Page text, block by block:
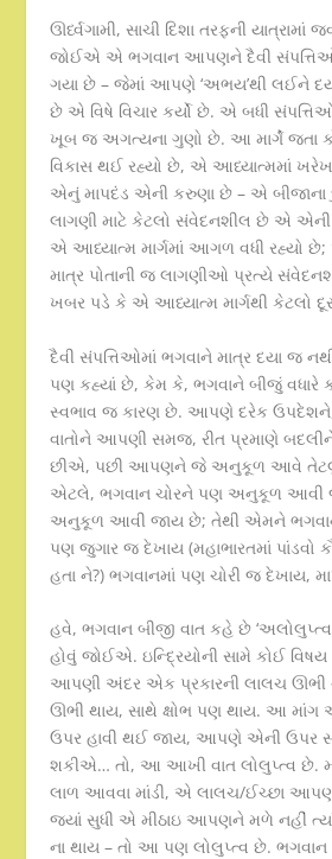
ઊર્ધ્વગામી, સાચી દિશા તરફની યાત્રામાં
જોઈએ એ ભગવાન આપણને દૈવી
ગયા છે – જેમાં આપણે ‘અભય’થી લઈને
છે એ વિષે વિચાર કર્યો છે. એ બધી
ખૂબ જ અગત્યના ગુણો છે. આ માર્ગે જતા
વિકાસ થઈ રહ્યો છે, એ આધ્યાત્મમાં
એનું માપદંડ એની કરુણા છે – એ બીજાના
લાગણી માટે કેટલો સંવેદનશીલ છે એ
એ આધ્યાત્મ માર્ગમાં આગળ વધી રહ્યો
માત્ર પોતાની જ લાગણીઓ પ્રત્યે
ખબર પડે કે એ આધ્યાત્મ માર્ગથી કેટલો
દૈવી સંપત્તિઓમાં ભગવાને માત્ર દયા જ
પણ કહ્યાં છે, કેમ કે, ભગવાને બીજું
સ્વભાવ જ કારણ છે. આપણે દરેક
વાતોને આપણી સમજ, રીત પ્રમાણે
છીએ, પછી આપણને જે અનુકૂળ આવે
એટલે, ભગવાન ચોરને પણ અનુકૂળ આવી
અનુકૂળ આવી જાય છે; તેથી એમને ભગવાન
પણ જુગાર જ દેખાય (મહાભારતમાં પાંડવો
હતા ને?) ભગવાનમાં પણ ચોરી જ દેખાય,
હવે, ભગવાન બીજી વાત કહે છે
હોવું જોઈએ. ઇન્દ્રિયોની સામે કોઈ
આપણી અંદર એક પ્રકારની લાલચ ઊભી
ઊભી થાય, સાથે ક્ષોભ પણ થાય. આ
ઉપર હાવી થઈ જાય, આપણે એની ઉપર
શકીએ… તો, આ આખી વાત લોલુપ્ત્વ છે.
લાળ આવવા માંડી, એ લાલચ/ઈચ્છા
જ્યાં સુધી એ મીઠાઇ આપણને મળે નહીં
ના થાય – તો આ પણ લોલુપ્ત્વ છે.